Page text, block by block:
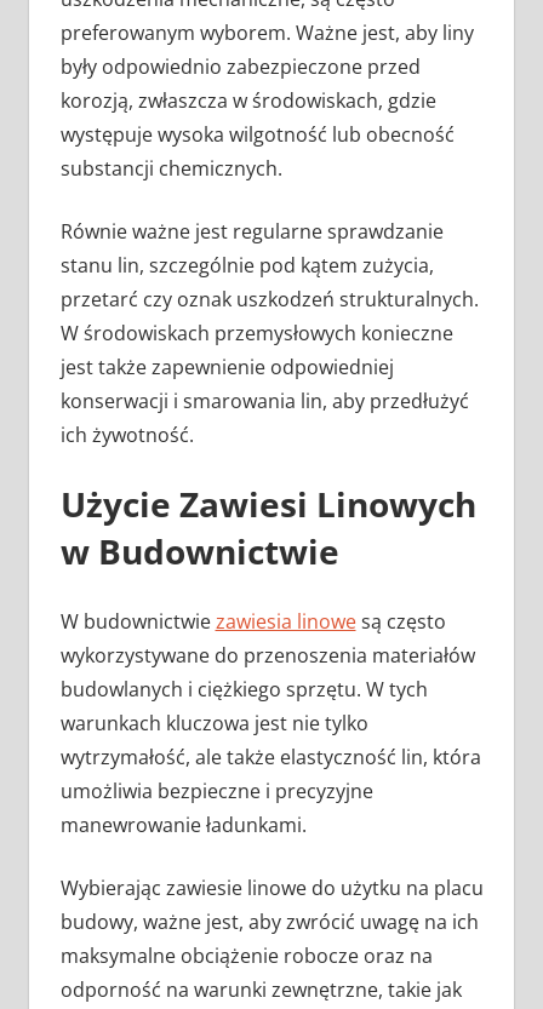
preferowanym wyborem. Ważne jest, aby liny
były odpowiednio zabezpieczone przed
korozją, zwłaszcza w środowiskach, gdzie
występuje wysoka wilgotność lub obecność
substancji chemicznych.
Równie ważne jest regularne sprawdzanie
stanu lin, szczególnie pod kątem zużycia,
przetarć czy oznak uszkodzeń strukturalnych.
W środowiskach przemysłowych konieczne
jest także zapewnienie odpowiedniej
konserwacji i smarowania lin, aby przedłużyć
ich żywotność.
Użycie Zawiesi Linowych
w Budownictwie
W budownictwiezawiesia linowesą często
wykorzystywane do przenoszenia materiałów
budowlanych i ciężkiego sprzętu. W tych
warunkach kluczowa jest nie tylko
wytrzymałość, ale także elastyczność lin, która
umożliwia bezpieczne i precyzyjne
manewrowanie ładunkami.
Wybierając zawiesie linowe do użytku na placu
budowy, ważne jest, aby zwrócić uwagę na ich
maksymalne obciążenie robocze oraz na
odporność na warunki zewnętrzne, takie jak